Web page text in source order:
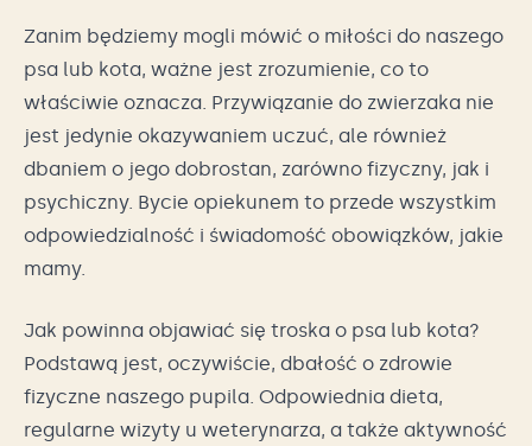
Zanim będziemy mogli mówić o miłości do naszego
psa lub kota, ważne jest zrozumienie, co to
właściwie oznacza. Przywiązanie do zwierzaka nie
jest jedynie okazywaniem uczuć, ale również
dbaniem o jego dobrostan, zarówno fizyczny, jak i
psychiczny. Bycie opiekunem to przede wszystkim
odpowiedzialność i świadomość obowiązków, jakie
mamy.
Jak powinna objawiać się troska o psa lub kota?
Podstawą jest, oczywiście, dbałość o zdrowie
fizyczne naszego pupila. Odpowiednia dieta,
regularne wizyty u weterynarza, a także aktywność